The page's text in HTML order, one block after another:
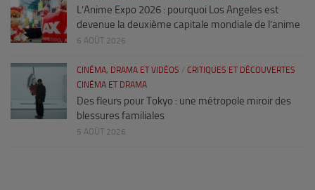
L’Anime Expo 2026 : pourquoi Los Angeles est
devenue la deuxième capitale mondiale de l’anime
6 AOÛT 2026
CINÉMA, DRAMA ET VIDÉOS / CRITIQUES ET DÉCOUVERTES
CINÉMA ET DRAMA
Des fleurs pour Tokyo : une métropole miroir des
blessures familiales
5 AOÛT 2026